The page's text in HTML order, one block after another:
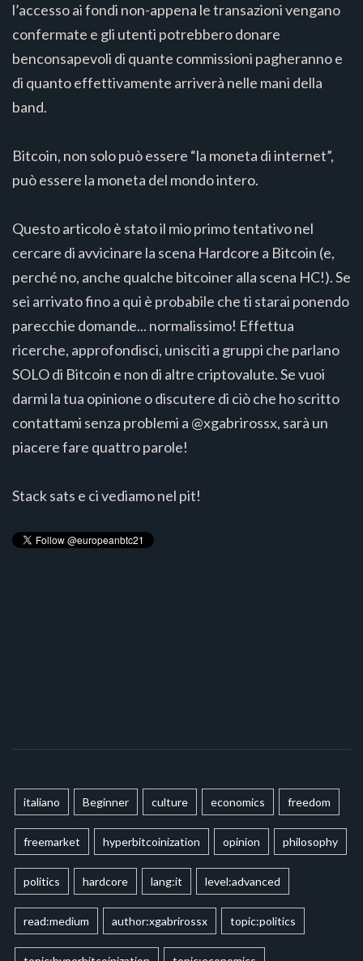
l’accesso ai fondi non-appena le transazioni vengano
confermate e gli utenti potrebbero donare
benconsapevoli di quante commissioni pagheranno e
di quanto effettivamente arriverà nelle mani della
band.
Bitcoin, non solo può essere “la moneta di internet”,
può essere la moneta del mondo intero.
Questo articolo è stato il mio primo tentativo nel
cercare di avvicinare la scena Hardcore a Bitcoin (e,
perché no, anche qualche bitcoiner alla scena HC!). Se
sei arrivato fino a qui è probabile che ti starai ponendo
parecchie domande... normalissimo! Effettua
ricerche, approfondisci, unisciti a gruppi che parlano
SOLO di Bitcoin e non di altre criptovalute. Se vuoi
darmi la tua opinione o discutere di ciò che ho scritto
contattami senza problemi a @xgabrirossx, sarà un
piacere fare quattro parole!
Stack sats e ci vediamo nel pit!
italiano Beginner culture economics freedom
freemarket hyperbitcoinization opinion philosophy
politics hardcore lang:it level:advanced
read:medium author:xgabrirossx topic:politics